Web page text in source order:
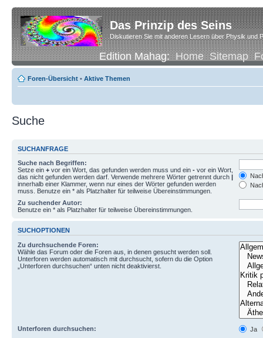
Das Prinzip des Seins
Diskutieren Sie mit anderen Lesern über Physik und
Edition Mahag:Home Sitemap
Foren-Übersicht • Aktive Themen
Suche
SUCHANFRAGE
Suche nach Begriffen:
Setze ein + vor ein Wort, das gefunden werden muss und ein - vor ein Wort,
das nicht gefunden werden darf. Verwende mehrere Wörter getrennt durch |
innerhalb einer Klammer, wenn nur eines der Wörter gefunden werden
muss. Benutze ein * als Platzhalter für teilweise Übereinstimmungen.
Zu suchender Autor:
Benutze ein * als Platzhalter für teilweise Übereinstimmungen.
SUCHOPTIONEN
Zu durchsuchende Foren:
Wähle das Forum oder die Foren aus, in denen gesucht werden soll.
Unterforen werden automatisch mit durchsucht, sofern du die Option
„Unterforen durchsuchen“ unten nicht deaktivierst.
Unterforen durchsuchen:
Ja